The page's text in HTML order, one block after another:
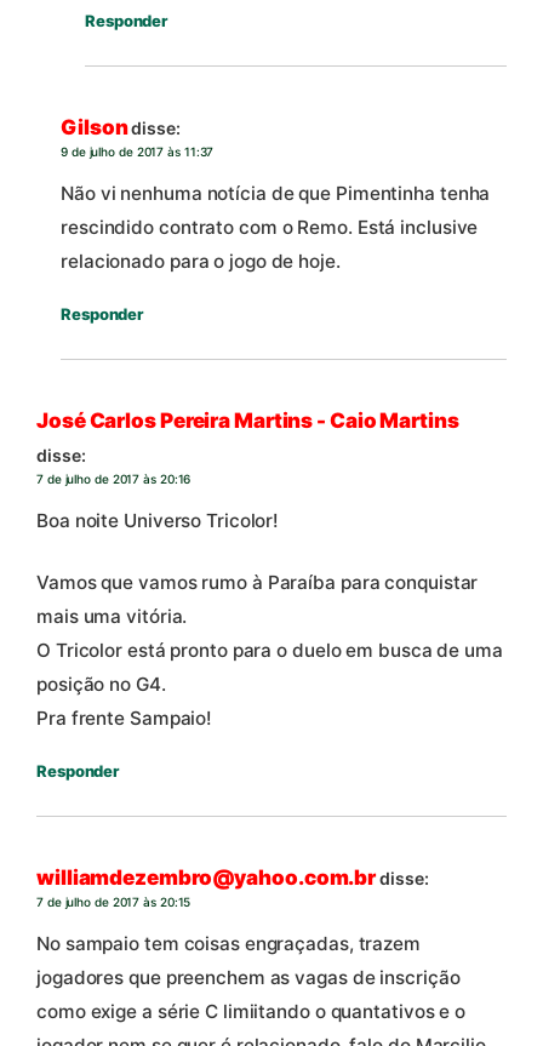
Responder
Gilsondisse:
9 de julho de 2017 às 11:37
Não vi nenhuma notícia de que Pimentinha tenha
rescindido contrato com o Remo. Está inclusive
relacionado para o jogo de hoje.
Responder
José Carlos Pereira Martins - Caio Martins
disse:
7 de julho de 2017 às 20:16
Boa noite Universo Tricolor!
Vamos que vamos rumo à Paraíba para conquistar
mais uma vitória.
O Tricolor está pronto para o duelo em busca de uma
posição no G4.
Pra frente Sampaio!
Responder
williamdezembro@yahoo.com.brdisse:
7 de julho de 2017 às 20:15
No sampaio tem coisas engraçadas, trazem
jogadores que preenchem as vagas de inscrição
como exige a série C limiitando o quantativos e o